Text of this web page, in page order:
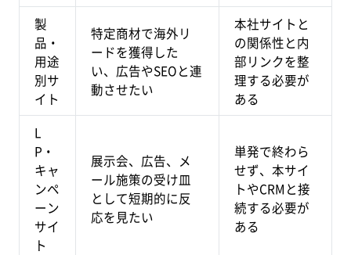
製
品・
用途
別サ
イト
特定商材で海外リ
ードを獲得した
い、広告やSEOと連
動させたい
本社サイトと
の関係性と内
部リンクを整
理する必要が
ある
L
P・
キャ
ンペ
ーン
サイ
ト
展示会、広告、メ
ール施策の受け皿
として短期的に反
応を見たい
単発で終わら
せず、本サイ
トやCRMと接
続する必要が
ある